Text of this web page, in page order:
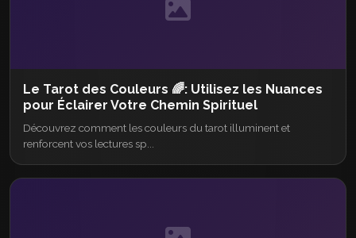
Le Tarot des Couleurs 🌈: Utilisez les Nuances
pour Éclairer Votre Chemin Spirituel
Découvrez comment les couleurs du tarot illuminent et
renforcent vos lectures sp...